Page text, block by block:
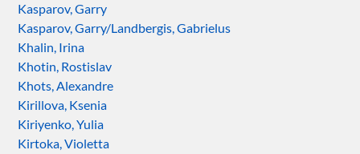
Kasparov, Garry
Kasparov, Garry/Landbergis, Gabrielus
Khalin, Irina
Khotin, Rostislav
Khots, Alexandre
Kirillova, Ksenia
Kiriyenko, Yulia
Kirtoka, Violetta